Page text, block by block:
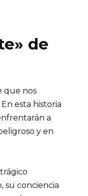
de
que nos
esta historia
a
y en
su conciencia